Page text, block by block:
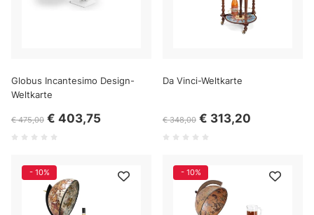
Globus Incantesimo Design-
Weltkarte
€ 475,00 € 403,75
Da Vinci-Weltkarte
€ 348,00 € 313,20
- 10% - 10%